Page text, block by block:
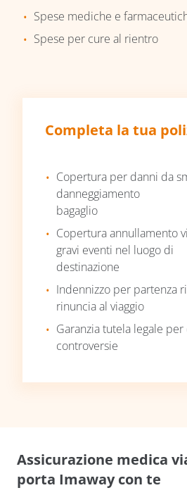
Spese mediche e
Spese per cure al rientro
Completa la tua
Copertura per danni da
danneggiamento
bagaglio
Copertura annullamento
gravi eventi nel luogo di
destinazione
Indennizzo per partenza
rinuncia al viaggio
Garanzia tutela legale per
controversie
Assicurazione medica
porta Imaway con te